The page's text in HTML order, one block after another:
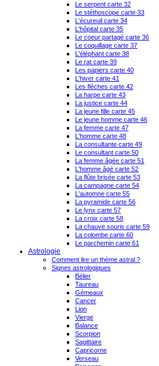
Le serpent carte 32
Le stéthoscope carte 33
L'écureuil carte 34
L'hôpital carte 35
Le coeur partagé carte 36
Le coquillage carte 37
L'éléphant carte 38
Le rat carte 39
Les papiers carte 40
L'hiver carte 41
Les flèches carte 42
La harpe carte 43
La justice carte 44
La jeune fille carte 45
Le jeune homme carte 46
La femme carte 47
L'homme carte 48
La consultante carte 49
Le consultant carte 50
La femme âgée carte 51
L'homme âgé carte 52
La flûte brisée carte 53
La campagne carte 54
L'automne carte 55
La pyramide carte 56
Le lynx carte 57
La croix carte 58
La chauve souris carte 59
La colombe carte 60
Le parchemin carte 61
Astrologie
Comment lire un thème astral ?
Signes astrologiques
Bélier
Taureau
Gémeaux
Cancer
Lion
Vierge
Balance
Scorpion
Sagittaire
Capricorne
Verseau